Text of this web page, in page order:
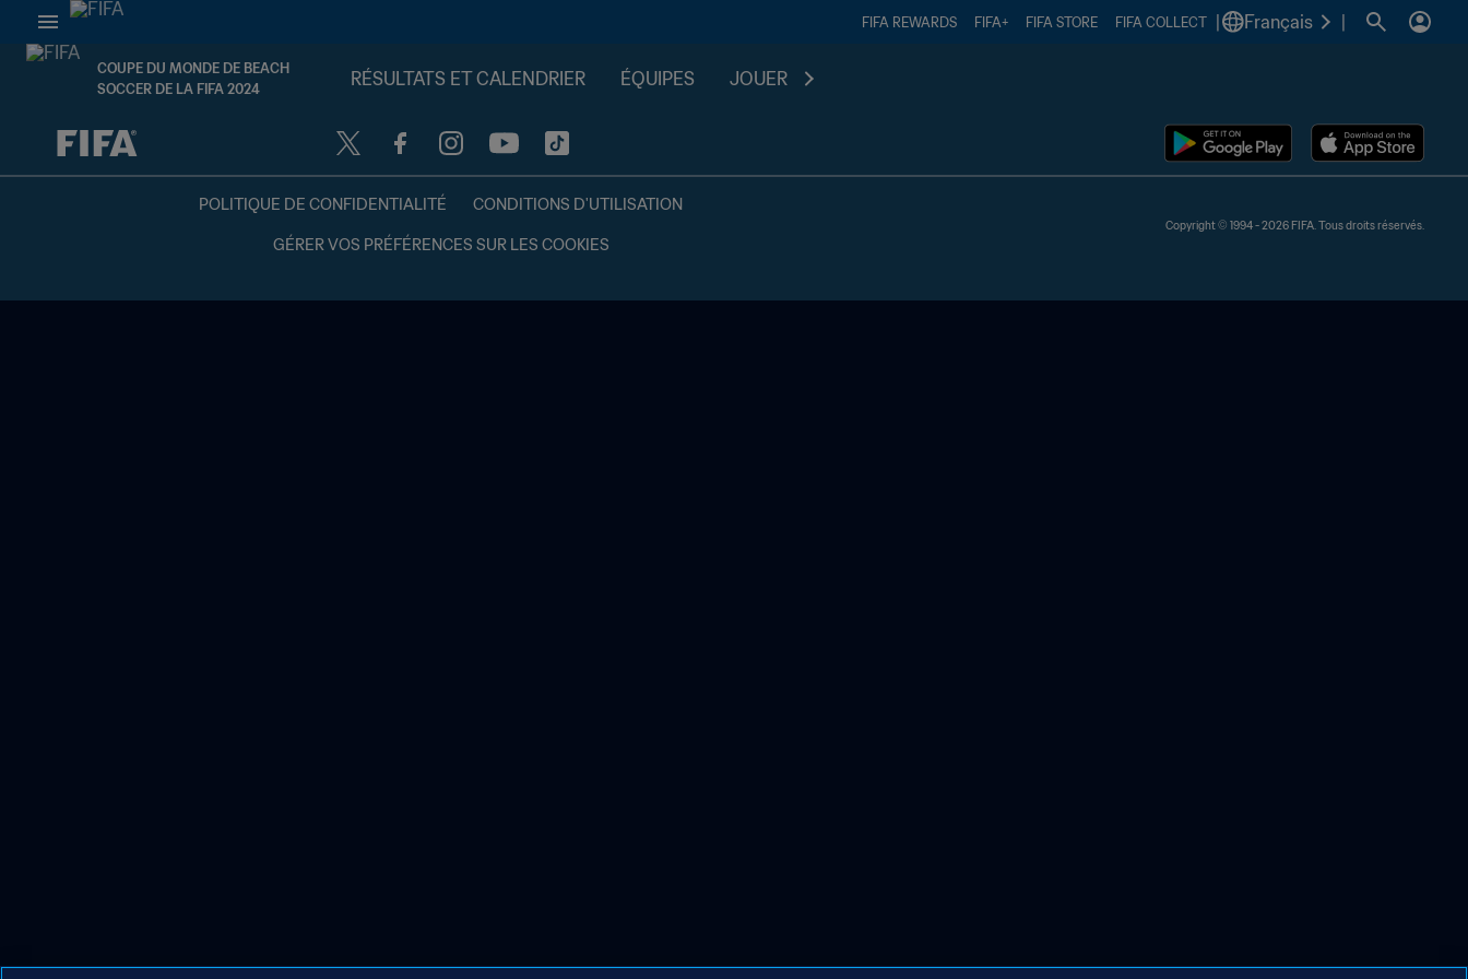
FIFA REWARDS FIFA+ FIFA STORE FIFA COLLECT Français
COUPE DU MONDE DE BEACH
SOCCER DE LA FIFA 2024
RÉSULTATS ET CALENDRIER ÉQUIPES JOUER
à dét. – à dét.
POLITIQUE DE CONFIDENTIALITÉ CONDITIONS D'UTILISATION
GÉRER VOS PRÉFÉRENCES SUR LES COOKIES
Copyright © 1994 - 2026 FIFA. Tous droits réservés.